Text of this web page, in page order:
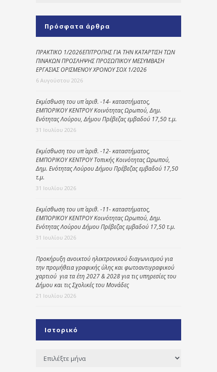
Πρόσφατα άρθρα
ΠΡΑΚΤΙΚΟ 1/2026ΕΠΙΤΡΟΠΗΣ ΓΙΑ ΤΗΝ ΚΑΤΑΡΤΙΣΗ ΤΩΝ
ΠΙΝΑΚΩΝ ΠΡΟΣΛΗΨΗΣ ΠΡΟΣΩΠΙΚΟΥ ΜΕΣΥΜΒΑΣΗ
ΕΡΓΑΣΙΑΣ ΟΡΙΣΜΕΝΟΥ ΧΡΟΝΟΥ ΣΟΧ 1/2026
6 Αυγούστου 2026
Εκμίσθωση του υπ΄ αριθ. -14- καταστήματος,
ΕΜΠΟΡΙΚΟΥ ΚΕΝΤΡΟΥ Κοινότητας Ωρωπού, Δημ.
Ενότητας Λούρου, Δήμου Πρέβεζας εμβαδού 17,50 τ.μ.
31 Ιουλίου 2026
Εκμίσθωση του υπ΄ αριθ. -12- καταστήματος,
ΕΜΠΟΡΙΚΟΥ ΚΕΝΤΡΟΥ Τοπικής Κοινότητας Ωρωπού,
Δημ. Ενότητας Λούρου Δήμου Πρέβεζας εμβαδού 17,50
τ.μ.
31 Ιουλίου 2026
Εκμίσθωση του υπ΄ αριθ. -11- καταστήματος,
ΕΜΠΟΡΙΚΟΥ ΚΕΝΤΡΟΥ Κοινότητας Ωρωπού, Δημ.
Ενότητας Λούρου Δήμου Πρέβεζας εμβαδού 17,50 τ.μ.
31 Ιουλίου 2026
Προκήρυξη ανοικτού ηλεκτρονικού διαγωνισμού για
την προμήθεια γραφικής ύλης και φωτοαντιγραφικού
χαρτιού για τα έτη 2027 & 2028 για τις υπηρεσίες του
Δήμου και τις Σχολικές του Μονάδες
21 Ιουλίου 2026
Ιστορικό
Ιστορικό